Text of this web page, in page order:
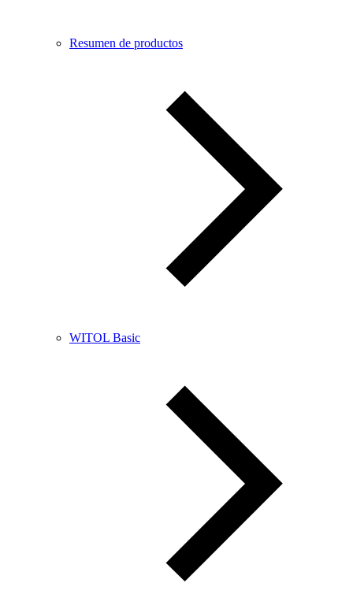
Resumen de productos
WITOL Basic